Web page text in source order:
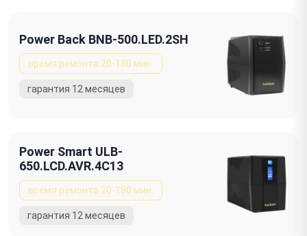
Power Back BNB-500.LED.2SH
Power Smart ULB-
650.LCD.AVR.4C13